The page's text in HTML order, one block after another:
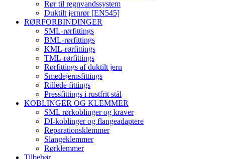
Rør til regnvandssystem
Duktilt jernrør [EN545]
RØRFORBINDINGER
SML-rørfittings
BML-rørfittings
KML-rørfittings
TML-rørfittings
Rørfittings af duktilt jern
Smedejernsfittings
Rillede fittings
Pressfittings i rustfrit stål
KOBLINGER OG KLEMMER
SML rørkoblinger og kraver
DI-koblinger og flangeadaptere
Reparationsklemmer
Slangeklemmer
Rørklemmer